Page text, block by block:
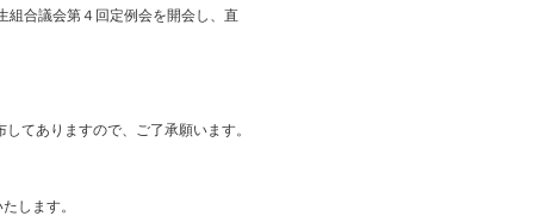
組合議会第４回定例会を開会し、直
てありますので、ご了承願います。
します。